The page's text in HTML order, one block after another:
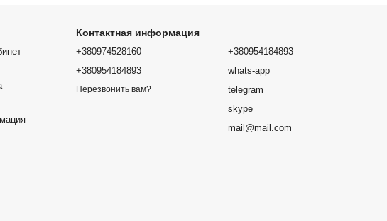
VIN — наиболее надежный способ.
Контактная информация
+380974528160
+380954184893
Перезвонить вам?
+380954184893
whats-app
telegram
skype
mail@mail.com